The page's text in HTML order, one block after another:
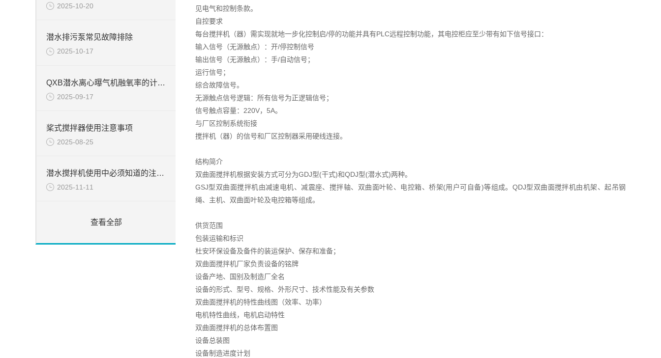
2025-10-20
潜水排污泵常见故障排除
2025-10-17
QXB潜水离心曝气机融氧率的计算方法
2025-09-17
桨式搅拌器使用注意事项
2025-08-25
潜水搅拌机使用中必须知道的注意事项
2025-11-11
查看全部
见电气和控制条款。
自控要求
每台搅拌机（器）需实现就地一步化控制启/停的功能并具有PLC远程控制功能，其电控柜应至少带有如下信号接口：
输入信号（无源触点）：开/停控制信号
输出信号（无源触点）：手/自动信号；
运行信号；
综合故障信号。
无源触点信号逻辑：所有信号为正逻辑信号；
信号触点容量：220V，5A。
与厂区控制系统衔接
搅拌机（器）的信号和厂区控制器采用硬线连接。
结构简介
双曲面搅拌机根据安装方式可分为GDJ型(干式)和QDJ型(潜水式)两种。
GSJ型双曲面搅拌机由减速电机、减震座、搅拌轴、双曲面叶轮、电控箱、桥架(用户可自备)等组成。QDJ型双曲面搅拌机由机架、起吊钢
绳、主机、双曲面叶轮及电控箱等组成。
供货范围
包装运输和标识
杜安环保设备及备件的装运保护、保存和准备；
双曲面搅拌机厂家负责设备的铭牌
设备产地、国别及制造厂全名
设备的形式、型号、规格、外形尺寸、技术性能及有关参数
双曲面搅拌机的特性曲线图（效率、功率）
电机特性曲线，电机启动特性
双曲面搅拌机的总体布置图
设备总装图
设备制造进度计划